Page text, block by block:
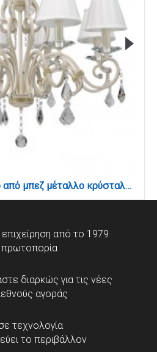
Κρεμαστό φωτιστικό από μπεζ μέταλλο κρύσταλλα και υφασμάτινο καπέλο 8XE14 D:75cm (5276-8)
επιχείρηση από το 1979
διαρκώς για τις νέες
αγοράς
τεχνολογία
το περιβάλλον